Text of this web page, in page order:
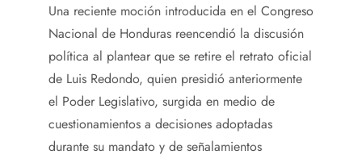
Una reciente moción introducida en el Congreso
Nacional de Honduras reencendió la discusión
política al plantear que se retire el retrato oficial
de Luis Redondo, quien presidió anteriormente
el Poder Legislativo, surgida en medio de
cuestionamientos a decisiones adoptadas
durante su mandato y de señalamientos